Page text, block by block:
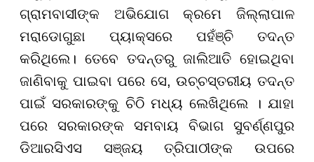
ଗ୍ରାମବାସୀଙ୍କ ଅଭିଯୋଗ କ୍ରମେ ଜିଲ୍ଲାପାଳ
ମରାଡୋଗୁଛା ପ୍ୟାକ୍ସରେ ପହଁଞ୍ଚି ତଦନ୍ତ
କରିଥିଲେ। ତେବେ ତଦନ୍ତରୁ ଜାଲିଆତି ହୋଇଥିବା
ଜାଣିବାକୁ ପାଇବା ପରେ ସେ, ଉଚ୍ଚସ୍ତରୀୟ ତଦନ୍ତ
ପାଇଁ ସରକାରଙ୍କୁ ଚିଠି ମଧ୍ୟ ଲେଖିଥିଲେ । ଯାହା
ପରେ ସରକାରଙ୍କ ସମବାୟ ବିଭାଗ ସୁବର୍ଣ୍ଣପୁର
ଡିଆରସିଏସ ସଞ୍ଜୟ ତ୍ରିପାଠୀଙ୍କ ଉପରେ